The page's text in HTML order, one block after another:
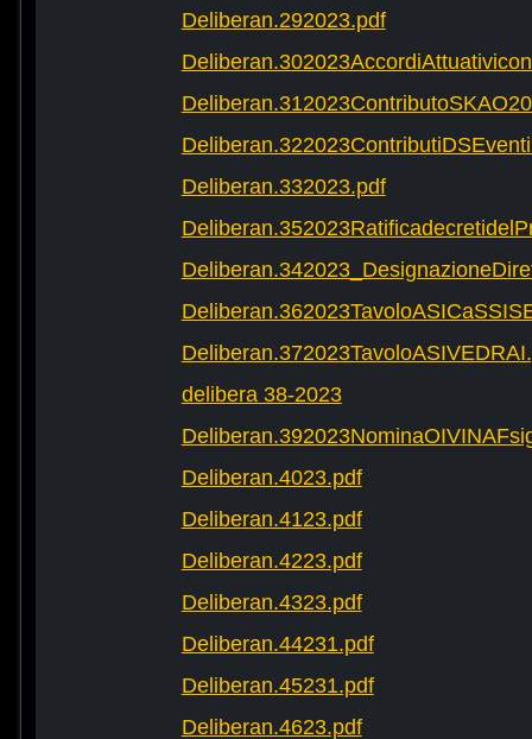
Deliberan.292023.pdf
Deliberan.332023.pdf
delibera 38-2023
Deliberan.4023.pdf
Deliberan.4123.pdf
Deliberan.4223.pdf
Deliberan.4323.pdf
Deliberan.44231.pdf
Deliberan.45231.pdf
Deliberan.4623.pdf